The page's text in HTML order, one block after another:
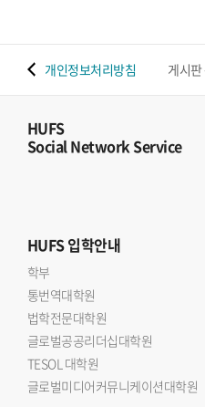
수분 이동 통로와 반응 면
연구진은 실리카 나노입자
다공성 SNP@MXene 구조를 개발해 재적층을 억제하고 수분
이동성과 센서의 감도 안
의 상대습도 범위를 감지
이뤄졌다. 기존 MXene 센
25일간 안정적인 성능을
이후에도 초기 성능의 약
센서를 상용 기저귀와 Wi-
반복적인 수분 유입을 실시
영유아와 노약자, 거동이
모니터링할 가능성을 제시했다.조
MXene의 재적층 문제를 해
응답성을 동시에 구현했다는 데
반도체전자공학부의 반도
개인정보처리방침 게시
HUFS
Social Network Service
HUFS입학안내
학부
통번역대학원
법학전문대학원
글로벌공공리더십대학원
TESOL 대학원
글로벌미디어커뮤니케이션대학원